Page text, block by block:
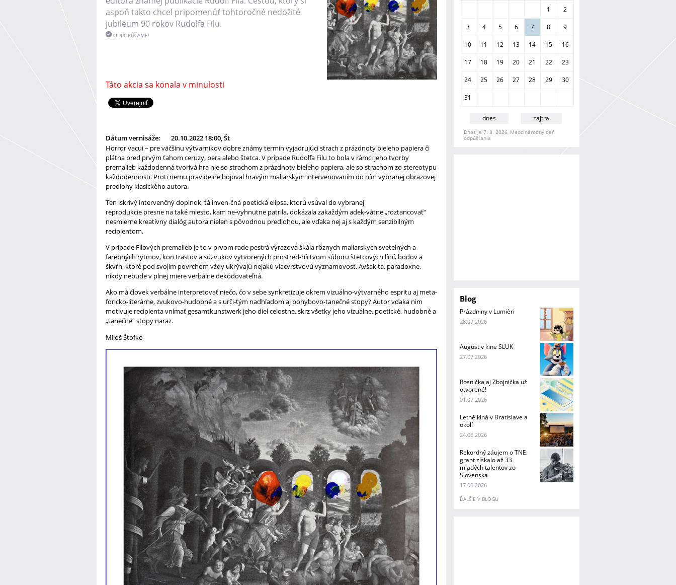
aspoň takto chcel pripomenúť tohtoročné nedožité
jubileum 90 rokov Rudolfa Filu.
ODPORÚČAME!
Táto akcia sa konala v minulosti
Dátum vernisáže:
20.10.2022 18:00, Št
Horror vacui – pre väčšinu výtvarníkov dobre známy termín vyjadrujúci strach z prázdnoty bieleho papiera či
plátna pred prvým ťahom ceruzy, pera alebo štetca. V prípade Rudolfa Filu to bola v rámci jeho tvorby
premalieb každodenná tvorivá hra nie so strachom z prázdnoty bieleho papiera, ale so strachom zo stereotypu
každodennosti. Proti nemu pravidelne bojoval hravým maliarskym intervenovaním do ním vybranej obrazovej
predlohy klasického autora.
Ten iskrivý intervenčný doplnok, tá inven-čná poetická elipsa, ktorú vsúval do vybranej
reprodukcie presne na také miesto, kam ne-vyhnutne patrila, dokázala zakaždým adek-vátne „roztancovať“
nesmierne kreatívny dialóg autora nielen s pôvodnou predlohou, ale vďaka nej aj s každým senzibilným
recipientom.
V prípade Filových premalieb je to v prvom rade pestrá výrazová škála rôznych maliarskych svetelných a
farebných rytmov, kon trastov a súzvukov vytvorených prostred-níctvom súboru štetcových línií, bodov a
škvŕn, ktoré pod svojím povrchom vždy ukrývajú nejakú viacvrstvovú významovosť. Avšak tá, paradoxne,
nikdy nebude v plnej miere verbálne dekódovateľná.
Ako má človek verbálne interpretovať niečo, čo v sebe synkretizuje okrem vizuálno-výtvarného espritu aj meta-
foricko-literárne, zvukovo-hudobné a s urči-tým nadhľadom aj pohybovo-tanečné stopy? Autor vďaka nim
motivuje recipienta vnímať gesamtkunstwerk jeho diel celostne, skrz všetky jeho vizuálne, poetické, hudobné a
„tanečné“ stopy naraz.
Miloš Štofko
1 2
3 4 5 6 7 8 9
10 11 12 13 14 15 16
17 18 19 20 21 22 23
24 25 26 27 28 29 30
31
dnes zajtra
Dnes je 7. 8. 2026, Medzinárodný deň
odpúšťania
Blog
Prázdniny v Lumièri
28.07.2026
August v kine SĽUK
27.07.2026
Rosnička aj Zbojnička už
otvorené!
01.07.2026
Letné kiná v Bratislave a
okolí
24.06.2026
Rekordný záujem o TNE:
grant získalo až 33
mladých talentov zo
Slovenska
17.06.2026
ĎALŠIE V BLOGU